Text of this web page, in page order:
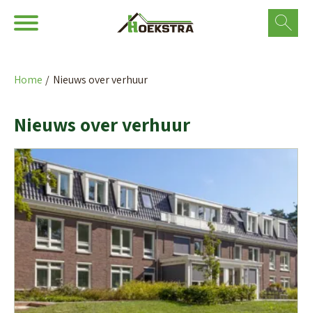
Naar de homepage
Ga naar Hoofd
Home Nieuws over verhuur
Nieuws over verhuur